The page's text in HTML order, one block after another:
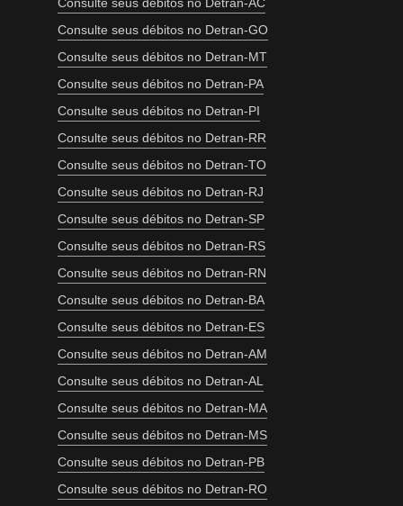
Consulte seus débitos no Detran-AC
Consulte seus débitos no Detran-GO
Consulte seus débitos no Detran-MT
Consulte seus débitos no Detran-PA
Consulte seus débitos no Detran-PI
Consulte seus débitos no Detran-RR
Consulte seus débitos no Detran-TO
Consulte seus débitos no Detran-RJ
Consulte seus débitos no Detran-SP
Consulte seus débitos no Detran-RS
Consulte seus débitos no Detran-RN
Consulte seus débitos no Detran-BA
Consulte seus débitos no Detran-ES
Consulte seus débitos no Detran-AM
Consulte seus débitos no Detran-AL
Consulte seus débitos no Detran-MA
Consulte seus débitos no Detran-MS
Consulte seus débitos no Detran-PB
Consulte seus débitos no Detran-RO